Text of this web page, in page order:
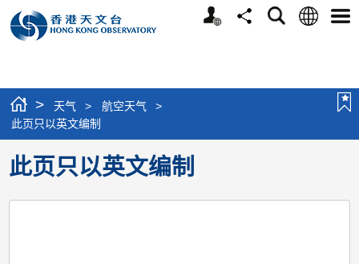
个
分
搜
语
选
> 天气 > 航空天气
>
此页只以英文编制
此页只以英文编制